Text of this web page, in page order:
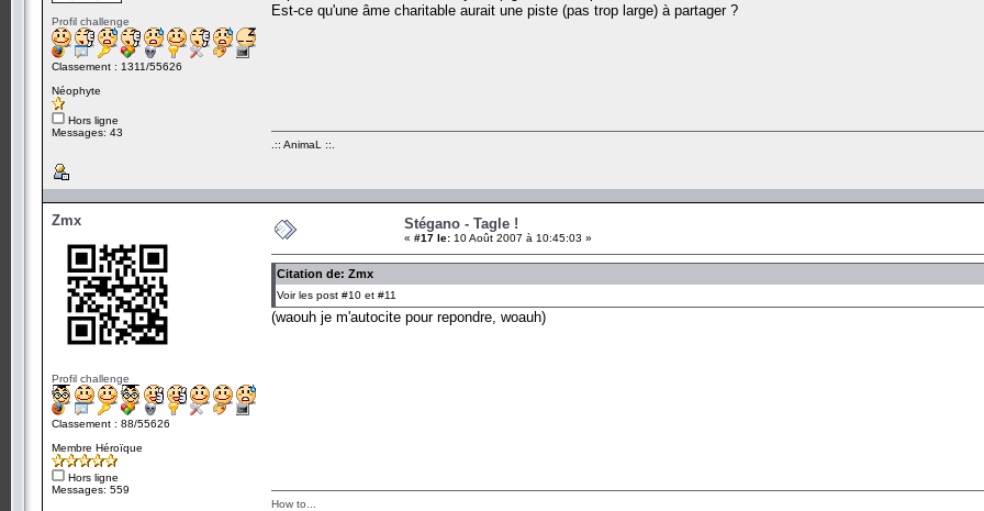
Profil challenge
Classement : 1311/55626
Néophyte
Hors ligne
Messages: 43
Est-ce qu'une âme charitable aurait une piste (pas trop large) à partager ?
.:: AnimaL ::.
Zmx
Profil challenge
Classement : 88/55626
Membre Héroïque
Hors ligne
Messages: 559
Stégano - Tagle !
« #17 le: 10 Août 2007 à 10:45:03 »
Citation de: Zmx
Voir les post #10 et #11
(waouh je m'autocite pour repondre, woauh)
How to...